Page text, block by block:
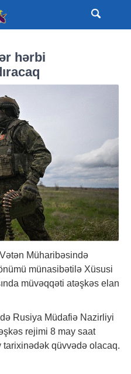
hərbi
Müharibəsində
münasibətilə Xüsusi
müvəqqəti atəşkəs elan
Rusiya Müdafiə Nazirliyi
rejimi 8 may saat
qüvvədə olacaq.